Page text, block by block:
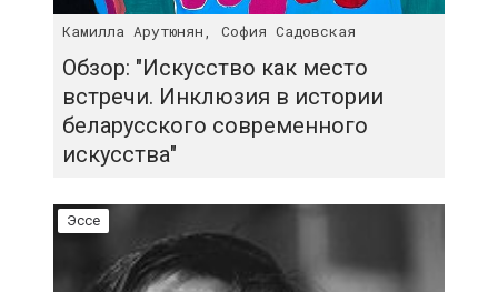
Камилла Арутюнян, София Садовская
Обзор: "Искусство как место
встречи. Инклюзия в истории
беларусского современного
искусства"
Эссе